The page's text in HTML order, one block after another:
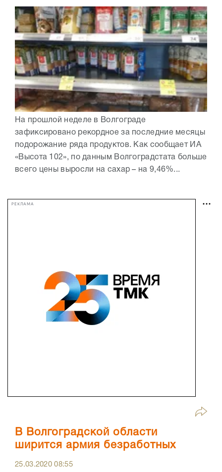
На прошлой неделе в Волгограде
зафиксировано рекордное за последние месяцы
подорожание ряда продуктов. Как сообщает ИА
«Высота 102», по данным Волгоградстата больше
всего цены выросли на сахар – на 9,46%...
РЕКЛАМА
В Волгоградской области
ширится армия безработных
25.03.202008:55